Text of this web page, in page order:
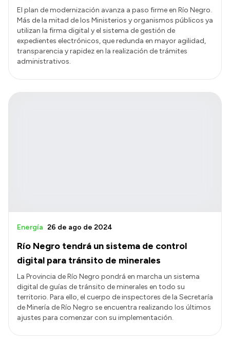
El plan de modernización avanza a paso firme en Río Negro.
Más de la mitad de los Ministerios y organismos públicos ya
utilizan la firma digital y el sistema de gestión de
expedientes electrónicos, que redunda en mayor agilidad,
transparencia y rapidez en la realización de trámites
administrativos.
Río Negro tendrá un sistema de control
digital para tránsito de minerales
Energía 26 de ago de 2024
La Provincia de Río Negro pondrá en marcha un sistema
digital de guías de tránsito de minerales en todo su
territorio. Para ello, el cuerpo de inspectores de la Secretaría
de Minería de Río Negro se encuentra realizando los últimos
ajustes para comenzar con su implementación.